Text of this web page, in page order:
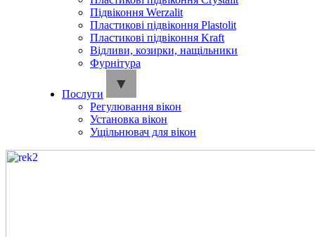
Підвіконня Werzalit
Пластикові підвіконня Plastolit
Пластикові підвіконня Kraft
Відливи, козирки, нащільники
Фурнітура
Послуги
Регулювання вікон
Установка вікон
Ущільнювач для вікон